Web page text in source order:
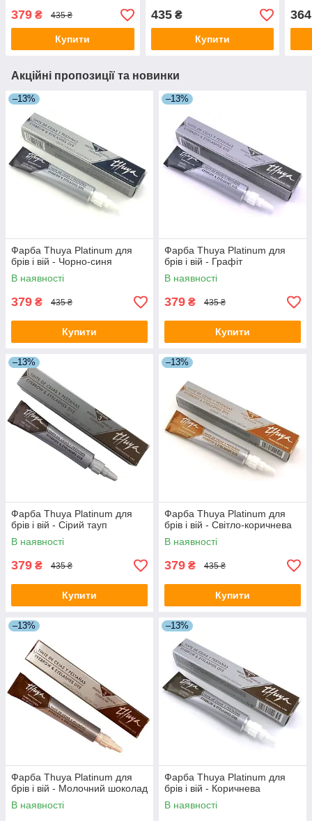
379 ₴ 435 ₴
Купити
435₴
Купити
364
Акційні пропозиції та новинки
–13%
Фарба Thuya Platinum для
брів і вій - Чорно-синя
В наявності
379 ₴ 435 ₴
Купити
–13%
Фарба Thuya Platinum для
брів і вій - Графіт
В наявності
379 ₴ 435 ₴
Купити
–13%
Фарба Thuya Platinum для
брів і вій - Сірий тауп
В наявності
379 ₴ 435 ₴
Купити
–13%
Фарба Thuya Platinum для
брів і вій - Світло-коричнева
В наявності
379 ₴ 435 ₴
Купити
–13%
Фарба Thuya Platinum для
брів і вій - Молочний шоколад
В наявності
–13%
Фарба Thuya Platinum для
брів і вій - Коричнева
В наявності